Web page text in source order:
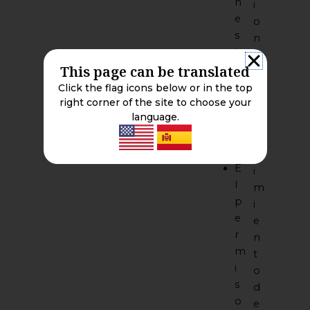
e
s
t
r
i
c
E
l
p
e
r
m
i
s
o
i
o
n
e
s
i
m
i
e
n
t
o
d
e
This page can be translated
Click the flag icons below or in the top
right corner of the site to choose your
language.